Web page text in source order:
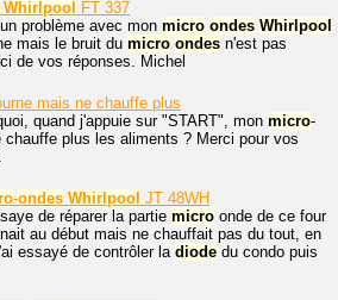
Whirlpool
FT 337
problème avec mon micro ondes Whirlpool
mais le bruit du micro ondes n'est pas
de vos réponses. Michel
mais ne chauffe plus
quand j'appuie sur "START", mon micro-
chauffe plus les aliments ? Merci pour vos
-ondes Whirlpool JT 48WH
de réparer la partie micro onde de ce four
au début mais ne chauffait pas du tout, en
essayé de contrôler la diode du condo puis